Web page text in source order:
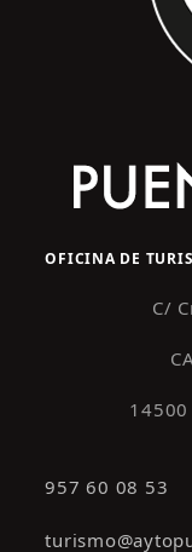
OFICINA DE
C/
14500
957 60 08 53